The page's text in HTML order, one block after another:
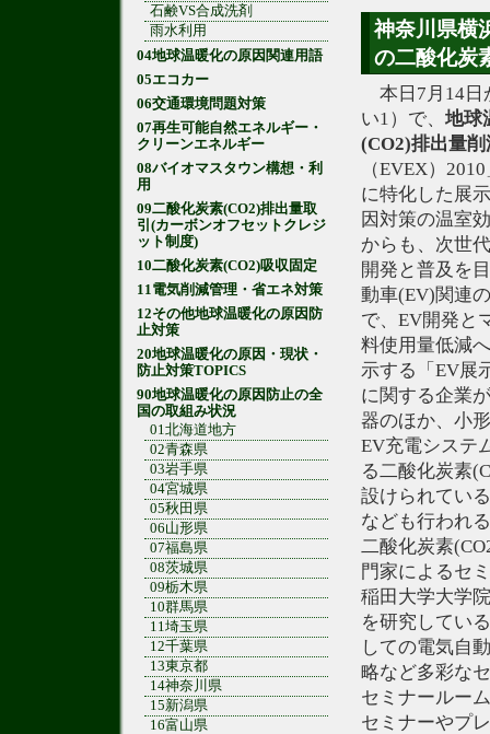
神奈川県横
の二酸化炭
本日7月14日
い1）で、 地球
(CO2)排出量削
（EVEX）
に特化した展
因対策の温室
からも、次世
開発と普及を
動車(EV)関連
で、EV開発と
料使用量低減
示する「EV展
に関する企業
器のほか、小
EV充電システ
る二酸化炭素
設けられてい
なども行われ
二酸化炭素
門家によるセ
稲田大学大学
を研究してい
しての電気自
略など多彩な
セミナールー
セミナーやプ
石鹸VS合成洗剤
雨水利用
04地球温暖化の原因関連用語
05エコカー
06交通環境問題対策
07再生可能自然エネルギー・
クリーンエネルギー
08バイオマスタウン構想・利
用
09二酸化炭素(CO2)排出量取
引(カーボンオフセットクレジ
ット制度)
10二酸化炭素(CO2)吸収固定
11電気削減管理・省エネ対策
12その他地球温暖化の原因防
止対策
20地球温暖化の原因・現状・
防止対策TOPICS
90地球温暖化の原因防止の全
国の取組み状況
01北海道地方
02青森県
03岩手県
04宮城県
05秋田県
06山形県
07福島県
08茨城県
09栃木県
10群馬県
11埼玉県
12千葉県
13東京都
14神奈川県
15新潟県
16富山県